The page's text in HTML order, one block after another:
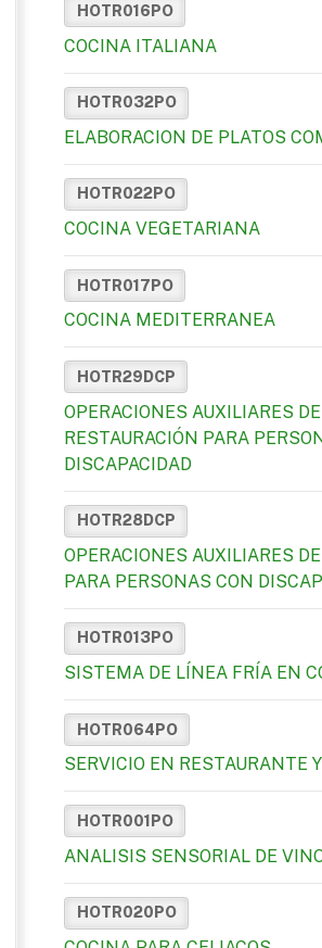
HOTR016PO
COCINA ITALIANA
HOTR032PO
ELABORACION DE PLATOS
HOTR022PO
COCINA VEGETARIANA
HOTR017PO
COCINA MEDITERRANEA
HOTR29DCP
OPERACIONES AUXILIARES DE
RESTAURACIÓN PARA
DISCAPACIDAD
HOTR28DCP
OPERACIONES AUXILIARES
PARA PERSONAS CON
HOTR013PO
SISTEMA DE LÍNEA FRÍA EN
HOTR064PO
SERVICIO EN RESTAURANTE
HOTR001PO
ANALISIS SENSORIAL DE
HOTR020PO